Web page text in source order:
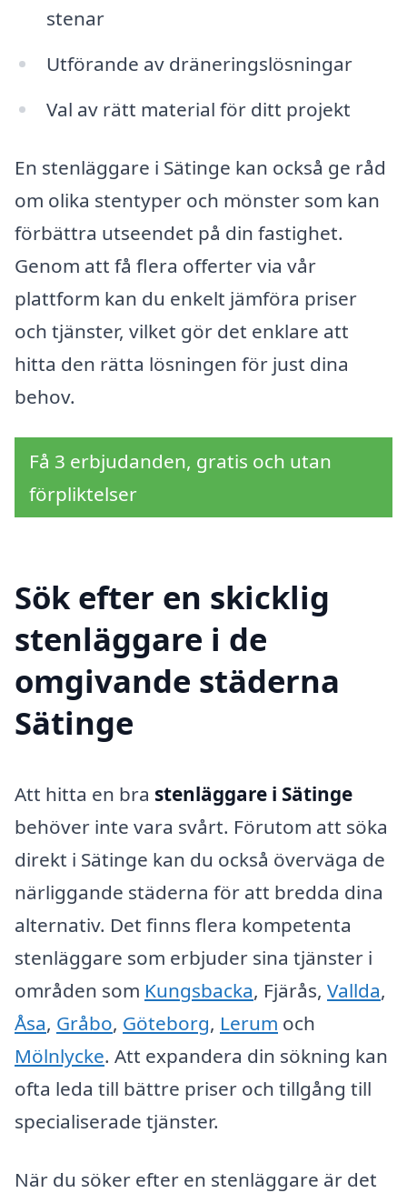
stenar
Utförande av dräneringslösningar
Val av rätt material för ditt projekt
En stenläggare i Sätinge kan också ge råd
om olika stentyper och mönster som kan
förbättra utseendet på din fastighet.
Genom att få flera offerter via vår
plattform kan du enkelt jämföra priser
och tjänster, vilket gör det enklare att
hitta den rätta lösningen för just dina
behov.
Få 3 erbjudanden, gratis och utan
förpliktelser
Sök efter en skicklig
stenläggare i de
omgivande städerna
Sätinge
Att hitta en bra stenläggare i Sätinge
behöver inte vara svårt. Förutom att söka
direkt i Sätinge kan du också överväga de
närliggande städerna för att bredda dina
alternativ. Det finns flera kompetenta
stenläggare som erbjuder sina tjänster i
områden som Kungsbacka, Fjärås, Vallda,
Åsa, Gråbo, Göteborg, Lerum och
Mölnlycke. Att expandera din sökning kan
ofta leda till bättre priser och tillgång till
specialiserade tjänster.
När du söker efter en stenläggare är det